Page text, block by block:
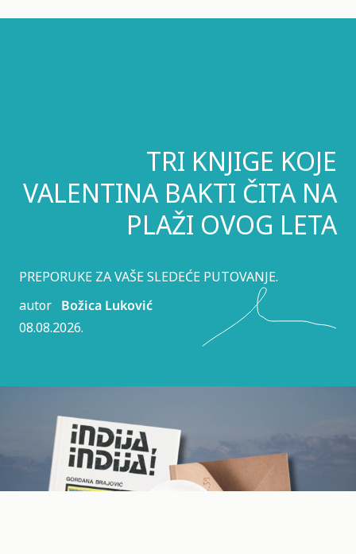
TRI KNJIGE KOJE
VALENTINA BAKTI ČITA NA
PLAŽI OVOG LETA
PREPORUKE ZA VAŠE SLEDEĆE PUTOVANJE.
autor Božica Luković
08.08.2026.